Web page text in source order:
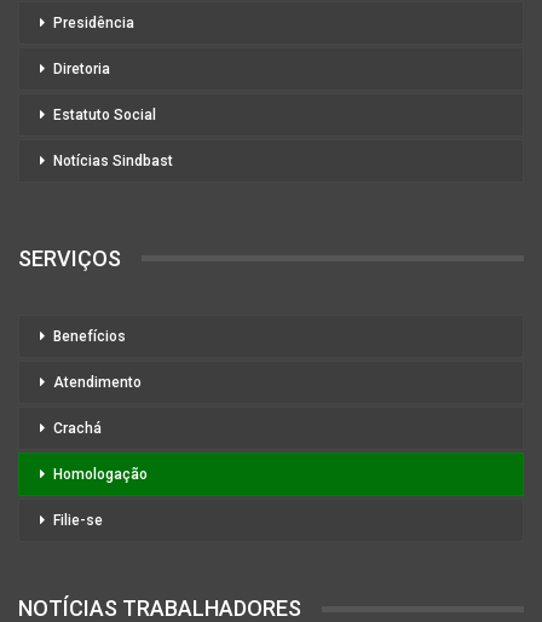
Presidência
Diretoria
Estatuto Social
Notícias Sindbast
SERVIÇOS
Benefícios
Atendimento
Crachá
Homologação
Filie-se
NOTÍCIAS TRABALHADORES